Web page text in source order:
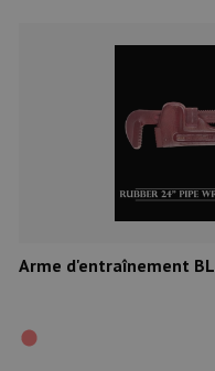
Arme d'entraînement